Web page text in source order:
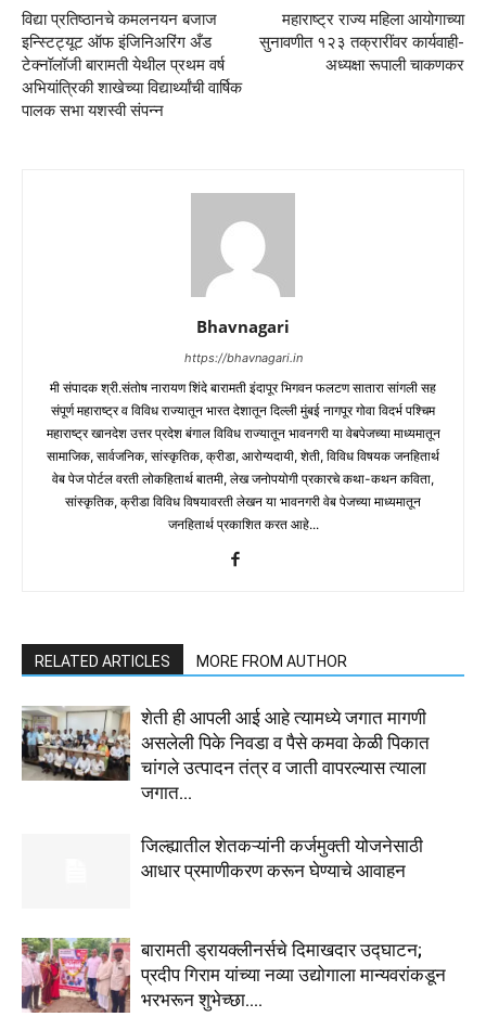
विद्या प्रतिष्ठानचे कमलनयन बजाज
इन्स्टिट्यूट ऑफ इंजिनिअरिंग अँड
टेक्नॉलॉजी बारामती येथील प्रथम वर्ष
अभियांत्रिकी शाखेच्या विद्यार्थ्यांची वार्षिक
पालक सभा यशस्वी संपन्न
महाराष्ट्र राज्य महिला आयोगाच्या
सुनावणीत १२३ तक्रारींवर कार्यवाही-
अध्यक्षा रूपाली चाकणकर
Bhavnagari
https://bhavnagari.in
मी संपादक श्री.संतोष नारायण शिंदे बारामती इंदापूर भिगवन फलटण सातारा सांगली सह
संपूर्ण महाराष्ट्र व विविध राज्यातून भारत देशातून दिल्ली मुंबई नागपूर गोवा विदर्भ पश्चिम
महाराष्ट्र खानदेश उत्तर प्रदेश बंगाल विविध राज्यातून भावनगरी या वेबपेजच्या माध्यमातून
सामाजिक, सार्वजनिक, सांस्कृतिक, क्रीडा, आरोग्यदायी, शेती, विविध विषयक जनहितार्थ
वेब पेज पोर्टल वरती लोकहितार्थ बातमी, लेख जनोपयोगी प्रकारचे कथा-कथन कविता,
सांस्कृतिक, क्रीडा विविध विषयावरती लेखन या भावनगरी वेब पेजच्या माध्यमातून
जनहितार्थ प्रकाशित करत आहे...
RELATED ARTICLES MORE FROM AUTHOR
शेती ही आपली आई आहे त्यामध्ये जगात मागणी
असलेली पिके निवडा व पैसे कमवा केळी पिकात
चांगले उत्पादन तंत्र व जाती वापरल्यास त्याला
जगात...
जिल्ह्यातील शेतकऱ्यांनी कर्जमुक्ती योजनेसाठी
आधार प्रमाणीकरण करून घेण्याचे आवाहन
बारामती ड्रायक्लीनर्सचे दिमाखदार उद्घाटन;
प्रदीप गिराम यांच्या नव्या उद्योगाला मान्यवरांकडून
भरभरून शुभेच्छा….